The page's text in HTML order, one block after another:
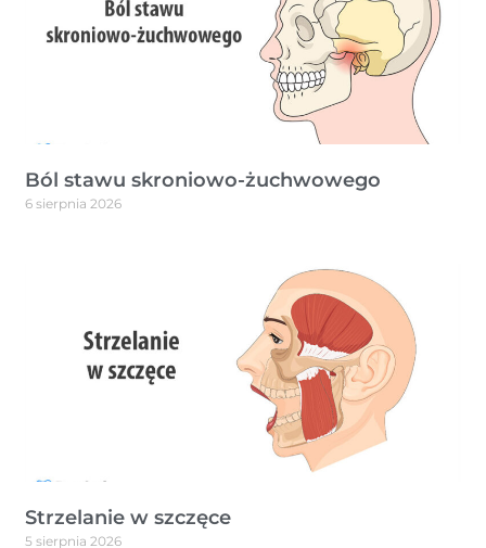
Ból stawu skroniowo-żuchwowego
6 sierpnia 2026
Strzelanie w szczęce
5 sierpnia 2026